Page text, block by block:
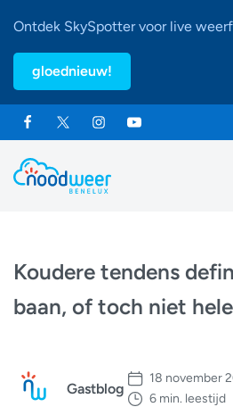
Ontdek SkySpotter voor live
gloednieuw!
Koudere tendens
baan, of toch niet
Gastblog
18 november
6 min. leestijd